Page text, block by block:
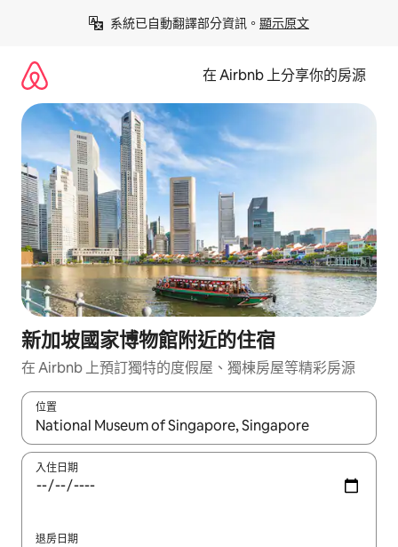
系統已自動翻譯部分資訊。 顯示原文
在 Airbnb 上分享你的房源
新加坡國家博物館附近的住宿
在 Airbnb 上預訂獨特的度假屋、獨棟房屋等精彩房源
位置
如有搜尋結果，瀏覽內容時請使用上下箭頭，或輕點、滑動裝置。
入住日期
退房日期